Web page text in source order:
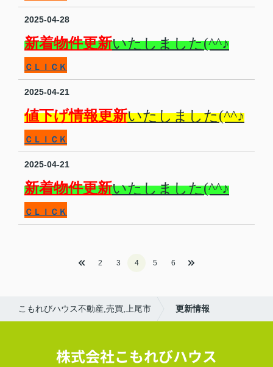
2025-04-28
新着物件更新いたしました(^^♪
ＣＬＩＣＫ
2025-04-21
値下げ情報更新いたしました(^^♪
ＣＬＩＣＫ
2025-04-21
新着物件更新いたしました(^^♪
ＣＬＩＣＫ
2 3 4 5 6
こもれびハウス不動産,売買,上尾市 更新情報
株式会社こもれびハウス